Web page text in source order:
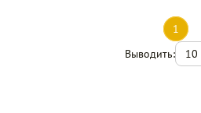
1
Выводить:
10